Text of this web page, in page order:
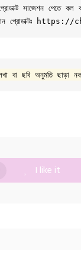
সাজেশন পেতে
প্রোডাক্টঃ
https://
বা ছবি অনুমতি
I like it